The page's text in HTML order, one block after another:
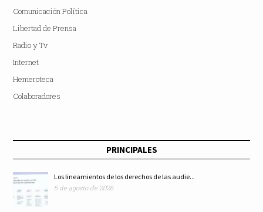
Comunicación Política
Libertad de Prensa
Radio y Tv
Internet
Hemeroteca
Colaboradores
PRINCIPALES
Los lineamientos de los derechos de las audie...
5 de agosto de 2026